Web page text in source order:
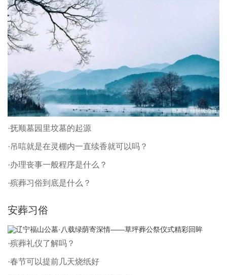
·抚顺墓园里坟墓的起源
·吊唁就是在灵棚内一直续香就可以吗？
·办理丧事一般程序是什么？
·殡葬习俗到底是什么？
安葬习俗
·殡葬礼仪了解吗？
·春节可以提前几天烧纸好